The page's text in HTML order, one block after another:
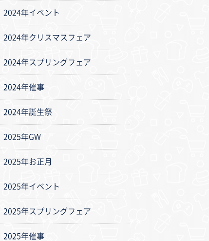
2024年イベント
2024年クリスマスフェア
2024年スプリングフェア
2024年催事
2024年誕生祭
2025年GW
2025年お正月
2025年イベント
2025年スプリングフェア
2025年催事